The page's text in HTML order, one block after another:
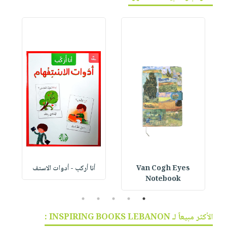
Van Cogh Eyes
Notebook
أنا أركب - أدوات الاستف
1
2
3
4
5
الأكثر مبيعاً لـ INSPIRING BOOKS LEBANON :